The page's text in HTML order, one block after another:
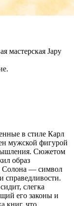
мастерская Japy
в стиле Карл
мужской фигурой
Сюжетом
образ
Солона — символ
справедливости.
слегка
его законы и
книг, что